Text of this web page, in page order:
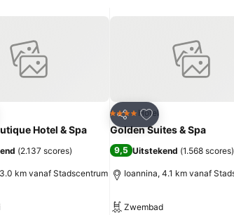
aan favorieten
Hotel & Spa
(2.137 scores)
km vanaf Stadscentrum
Delen
Toevoegen aan
4 SterrenHotel
Golden Suites & Spa
9,5 Uitstekend (1.568 scores)
Ioannina, 4.1 km vanaf
Zwembad